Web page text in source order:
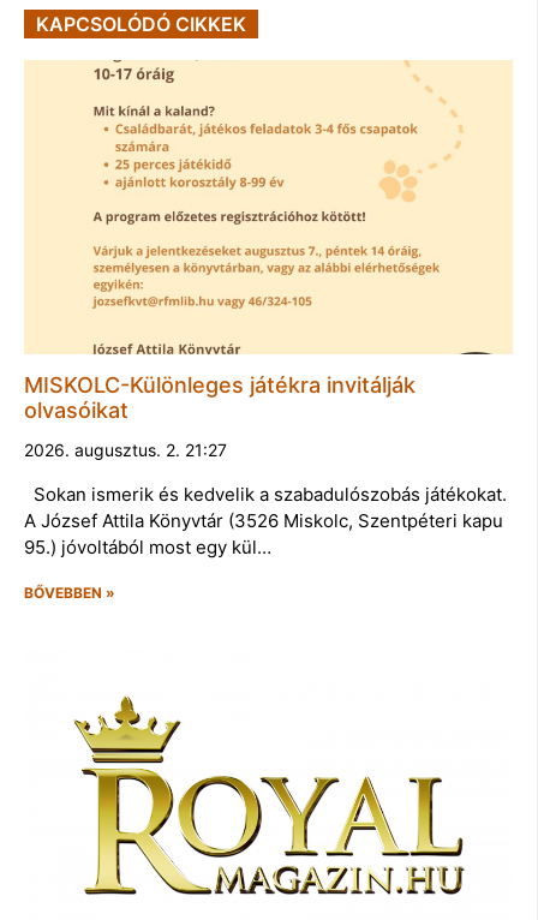
KAPCSOLÓDÓ CIKKEK
MISKOLC-Különleges játékra invitálják
olvasóikat
2026. augusztus. 2. 21:27
Sokan ismerik és kedvelik a szabadulószobás játékokat.
A József Attila Könyvtár (3526 Miskolc, Szentpéteri kapu
95.) jóvoltából most egy kül…
BŐVEBBEN »